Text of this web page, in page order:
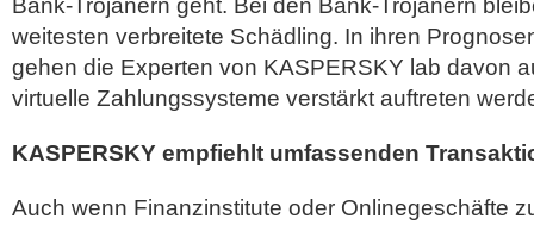
Bank-Trojanern geht. Bei den Bank-Trojanern
weitesten verbreitete Schädling. In ihren
gehen die Experten von KASPERSKY lab davon
virtuelle Zahlungssysteme verstärkt auftreten
KASPERSKY empfiehlt umfassenden
Auch wenn Finanzinstitute oder Onlinegeschäfte